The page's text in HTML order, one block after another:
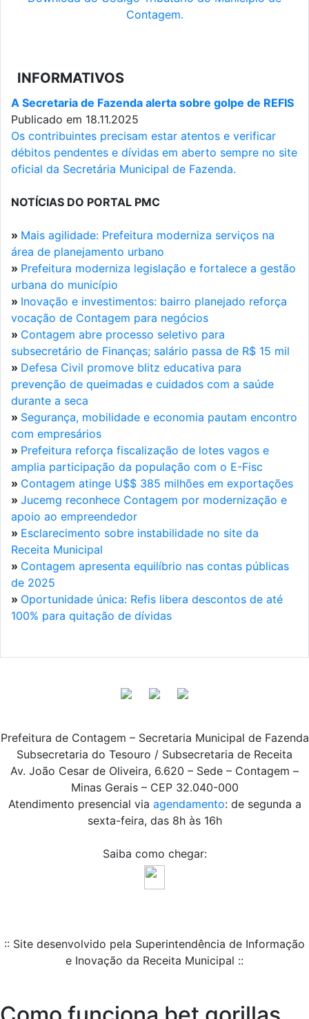
Contagem.
INFORMATIVOS
A Secretaria de Fazenda alerta sobre golpe de REFIS
Publicado em 18.11.2025
Os contribuintes precisam estar atentos e verificar
débitos pendentes e dívidas em aberto sempre no site
oficial da Secretária Municipal de Fazenda.
NOTÍCIAS DO PORTAL PMC
» Mais agilidade: Prefeitura moderniza serviços na
área de planejamento urbano
» Prefeitura moderniza legislação e fortalece a gestão
urbana do município
» Inovação e investimentos: bairro planejado reforça
vocação de Contagem para negócios
» Contagem abre processo seletivo para
subsecretário de Finanças; salário passa de R$ 15 mil
» Defesa Civil promove blitz educativa para
prevenção de queimadas e cuidados com a saúde
durante a seca
» Segurança, mobilidade e economia pautam encontro
com empresários
» Prefeitura reforça fiscalização de lotes vagos e
amplia participação da população com o E-Fisc
» Contagem atinge U$$ 385 milhões em exportações
» Jucemg reconhece Contagem por modernização e
apoio ao empreendedor
» Esclarecimento sobre instabilidade no site da
Receita Municipal
» Contagem apresenta equilíbrio nas contas públicas
de 2025
» Oportunidade única: Refis libera descontos de até
100% para quitação de dívidas
Prefeitura de Contagem – Secretaria Municipal de Fazenda
Subsecretaria do Tesouro / Subsecretaria de Receita
Av. João Cesar de Oliveira, 6.620 – Sede – Contagem –
Minas Gerais – CEP 32.040-000
Atendimento presencial via agendamento: de segunda a
sexta-feira, das 8h às 16h
Saiba como chegar:
:: Site desenvolvido pela Superintendência de Informação
e Inovação da Receita Municipal ::